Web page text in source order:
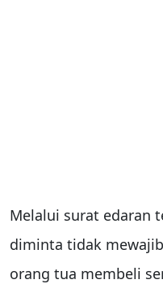
Melalui surat edaran
diminta tidak
orang tua membeli